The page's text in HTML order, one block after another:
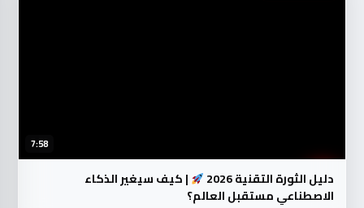
7:58
دليل الثورة التقنية 2026
| كيف سيغير الذكاء
الاصطناعي مستقبل العالم؟